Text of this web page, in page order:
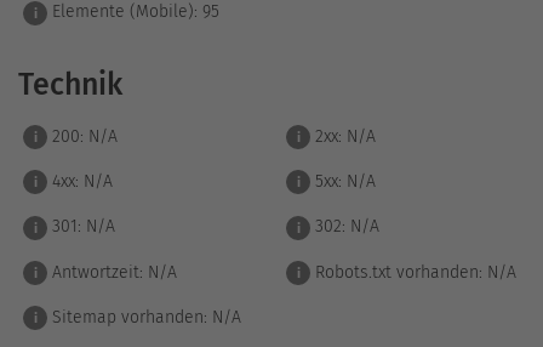
i Elemente (Mobile): 95
Technik
i 200: N/A i 2xx: N/A
i 4xx: N/A i 5xx: N/A
i 301: N/A i 302: N/A
i Antwortzeit: N/A i Robots.txt vorhanden: N/A
i Sitemap vorhanden: N/A